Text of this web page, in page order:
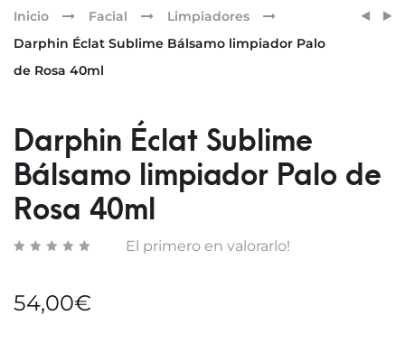
Inicio Facial
Limpiadores
Darphin Éclat Sublime Bálsamo limpiador Palo
de Rosa 40ml
Darphin Éclat Sublime
Bálsamo limpiador Palo de
Rosa 40ml
El primero en valorarlo!
54,00€